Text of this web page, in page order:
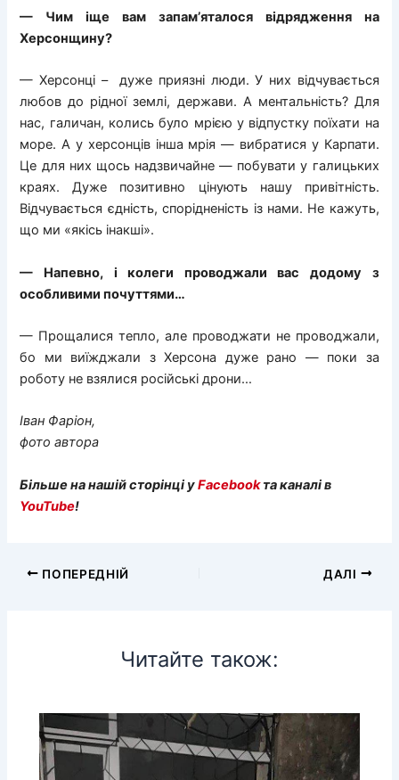
— Чим іще вам запам’яталося відрядження на
Херсонщину?
— Херсонці –
дуже приязні люди. У них відчувається
любов до рідної землі, держави. А ментальність? Для
нас, галичан, колись було мрією у відпустку поїхати на
море. А у херсонців інша мрія — вибратися у Карпати.
Це для них щось надзвичайне — побувати у галицьких
краях. Дуже позитивно цінують нашу привітність.
Відчувається єдність, спорідненість із нами. Не кажуть,
що ми «якісь інакші».
— Напевно, і колеги проводжали вас додому з
особливими почуттями…
— Прощалися тепло, але проводжати не проводжали,
бо ми виїжджали з Херсона дуже рано — поки за
роботу не взялися російські дрони…
Іван Фаріон,
фото автора
Більше на нашій сторінці уFacebookта каналі в
YouTube!
ПОПЕРЕДНІЙ ДАЛІ
Читайте також: